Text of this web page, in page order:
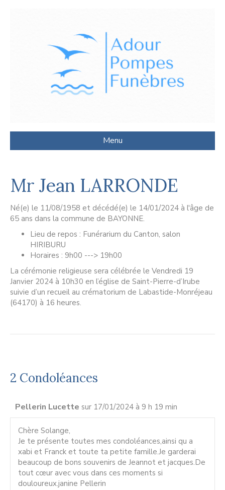
Menu
Mr Jean LARRONDE
Né(e) le 11/08/1958 et décédé(e) le 14/01/2024 à l'âge de
65 ans dans la commune de BAYONNE.
Lieu de repos : Funérarium du Canton, salon
HIRIBURU
Horaires : 9h00 ---> 19h00
La cérémonie religieuse sera célébrée le Vendredi 19
Janvier 2024 à 10h30 en l’église de Saint-Pierre-d’Irube
suivie d’un recueil au crématorium de Labastide-Monréjeau
(64170) à 16 heures.
2 Condoléances
Pellerin Lucette sur 17/01/2024 à 9 h 19 min
Chère Solange,
Je te présente toutes mes condoléances,ainsi qu a
xabi et Franck et toute ta petite famille.Je garderai
beaucoup de bons souvenirs de Jeannot et jacques.De
tout cœur avec vous dans ces moments si
douloureux.janine Pellerin